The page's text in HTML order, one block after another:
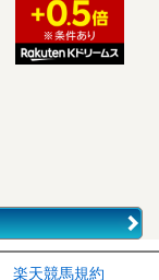
楽天競馬規約